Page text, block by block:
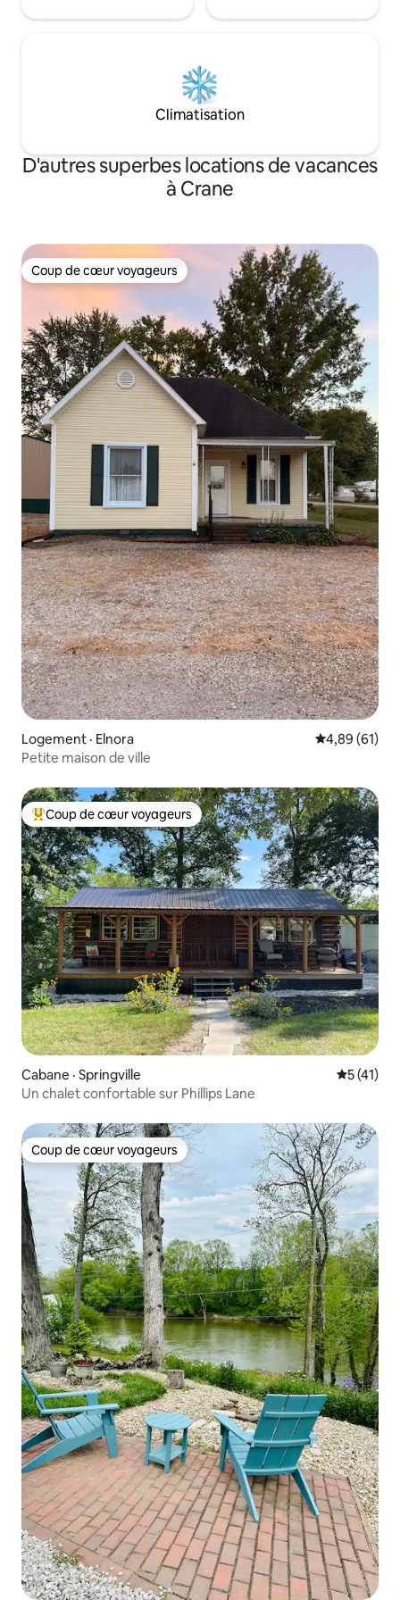
Climatisation
D'autres superbes locations de vacances
à Crane
Coup de cœur voyageurs
Coup de cœur voyageurs
Logement · Elnora Note
4,89 (61)
Petite maison de ville
Coup de cœur voyageurs parmi les plus aimés
Coup de cœur voyageurs
Cabane · Springville Note
5 (41)
Un chalet confortable sur Phillips Lane
Coup de cœur voyageurs
Coup de cœur voyageurs